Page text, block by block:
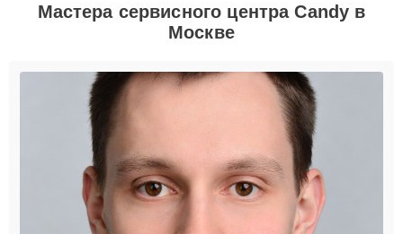
Мастера сервисного центра Candy в
Москве